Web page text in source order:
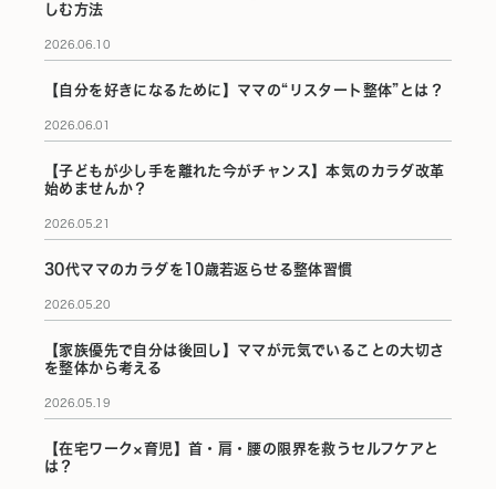
しむ方法
2026.06.10
【自分を好きになるために】ママの“リスタート整体”とは？
2026.06.01
【子どもが少し手を離れた今がチャンス】本気のカラダ改革
始めませんか？
2026.05.21
30代ママのカラダを10歳若返らせる整体習慣
2026.05.20
【家族優先で自分は後回し】ママが元気でいることの大切さ
を整体から考える
2026.05.19
【在宅ワーク×育児】首・肩・腰の限界を救うセルフケアと
は？